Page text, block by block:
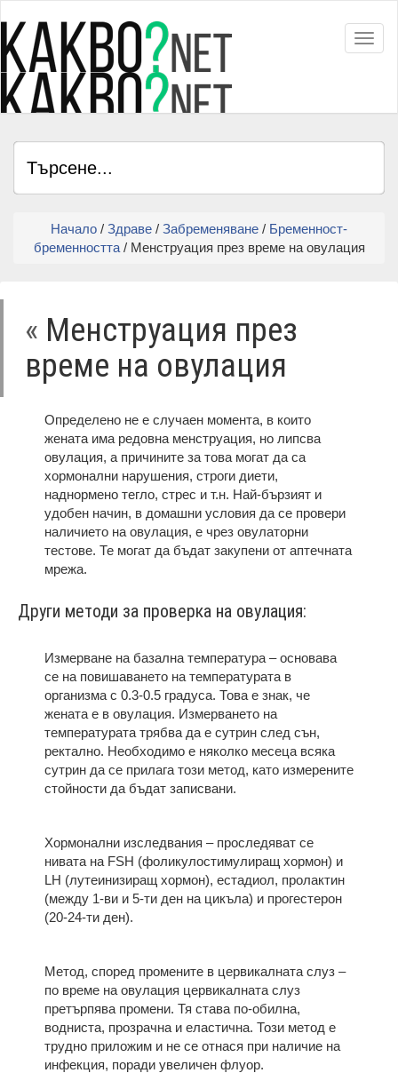
Начало / Здраве / Забременяване / Бременност-
бременността/ Менструация през време на овулация
« Менструация през
време на овулация
Определено не е случаен момента, в които
жената има редовна менструация, но липсва
овулация, а причините за това могат да са
хормонални нарушения, строги диети,
наднормено тегло, стрес и т.н. Най-бързият и
удобен начин, в домашни условия да се провери
наличието на овулация, е чрез овулаторни
тестове. Те могат да бъдат закупени от аптечната
мрежа.
Други методи за проверка на овулация:
Измерване на базална температура – основава
се на повишаването на температурата в
организма с 0.3-0.5 градуса. Това е знак, че
жената е в овулация. Измерването на
температурата трябва да е сутрин след сън,
ректално. Необходимо е няколко месеца всяка
сутрин да се прилага този метод, като измерените
стойности да бъдат записвани.
Хормонални изследвания – проследяват се
нивата на FSH (фоликулостимулиращ хормон) и
LH (лутеинизиращ хормон), естадиол, пролактин
(между 1-ви и 5-ти ден на цикъла) и прогестерон
(20-24-ти ден).
Метод, според промените в цервикалната слуз –
по време на овулация цервикалната слуз
претърпява промени. Тя става по-обилна,
водниста, прозрачна и еластична. Този метод е
трудно приложим и не се отнася при наличие на
инфекция, поради увеличен флуор.